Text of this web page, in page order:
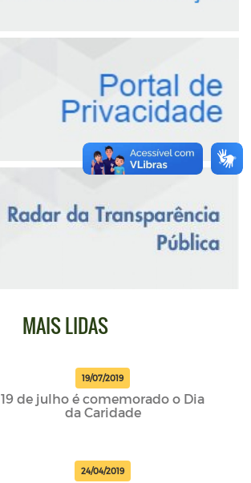
MAIS LIDAS
19/07/2019
19 de julho é comemorado o Dia
da Caridade
24/04/2019